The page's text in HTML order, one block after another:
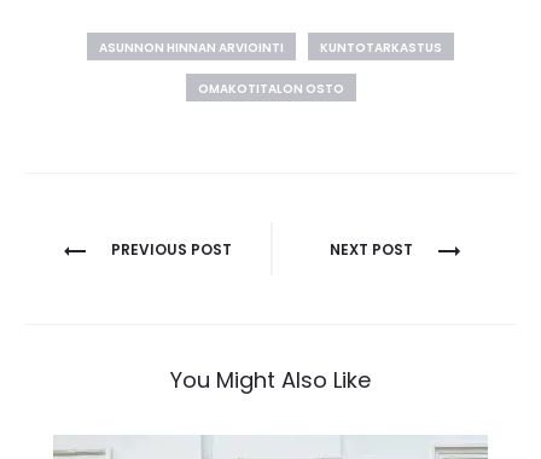
ASUNNON HINNAN ARVIOINTI KUNTOTARKASTUS
OMAKOTITALON OSTO
Artikkelien
PREVIOUS POST NEXT POST
You Might Also Like